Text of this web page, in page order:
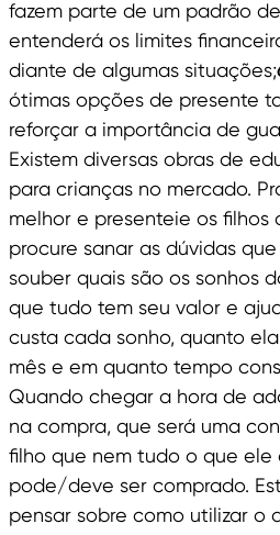
fazem parte de um padrão de
entenderá os limites
diante de algumas situações;
ótimas opções de presente
reforçar a importância de
Existem diversas obras de
para crianças no mercado.
melhor e presenteie os filhos
procure sanar as dúvidas que
souber quais são os sonhos
que tudo tem seu valor e
custa cada sonho, quanto
mês e em quanto tempo
Quando chegar a hora de
na compra, que será uma
filho que nem tudo o que ele
pode/deve ser comprado.
pensar sobre como utilizar o